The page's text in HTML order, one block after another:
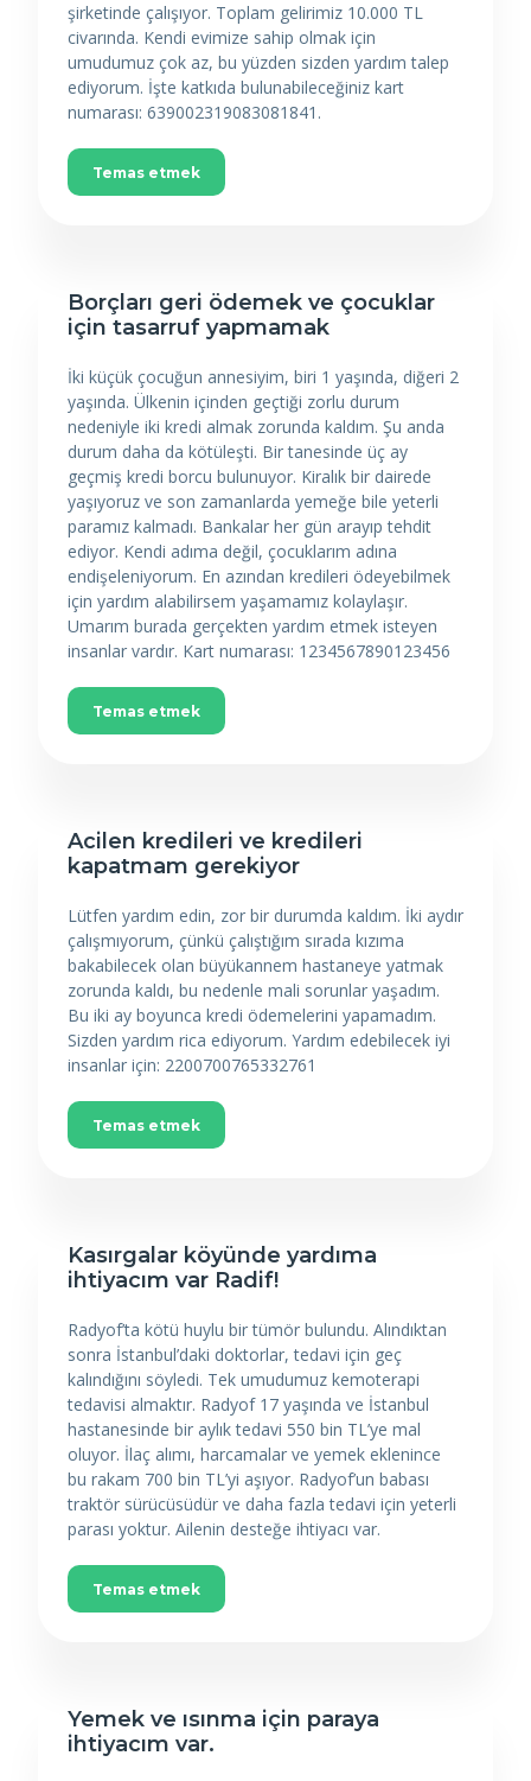
şirketinde çalışıyor. Toplam gelirimiz 10.000 TL
civarında. Kendi evimize sahip olmak için
umudumuz çok az, bu yüzden sizden yardım talep
ediyorum. İşte katkıda bulunabileceğiniz kart
numarası: 639002319083081841.
Temas etmek
Borçları geri ödemek ve çocuklar
için tasarruf yapmamak
İki küçük çocuğun annesiyim, biri 1 yaşında, diğeri 2
yaşında. Ülkenin içinden geçtiği zorlu durum
nedeniyle iki kredi almak zorunda kaldım. Şu anda
durum daha da kötüleşti. Bir tanesinde üç ay
geçmiş kredi borcu bulunuyor. Kiralık bir dairede
yaşıyoruz ve son zamanlarda yemeğe bile yeterli
paramız kalmadı. Bankalar her gün arayıp tehdit
ediyor. Kendi adıma değil, çocuklarım adına
endişeleniyorum. En azından kredileri ödeyebilmek
için yardım alabilirsem yaşamamız kolaylaşır.
Umarım burada gerçekten yardım etmek isteyen
insanlar vardır. Kart numarası: 1234567890123456
Temas etmek
Acilen kredileri ve kredileri
kapatmam gerekiyor
Lütfen yardım edin, zor bir durumda kaldım. İki aydır
çalışmıyorum, çünkü çalıştığım sırada kızıma
bakabilecek olan büyükannem hastaneye yatmak
zorunda kaldı, bu nedenle mali sorunlar yaşadım.
Bu iki ay boyunca kredi ödemelerini yapamadım.
Sizden yardım rica ediyorum. Yardım edebilecek iyi
insanlar için: 2200700765332761
Temas etmek
Kasırgalar köyünde yardıma
ihtiyacım var Radif!
Radyof’ta kötü huylu bir tümör bulundu. Alındıktan
sonra İstanbul’daki doktorlar, tedavi için geç
kalındığını söyledi. Tek umudumuz kemoterapi
tedavisi almaktır. Radyof 17 yaşında ve İstanbul
hastanesinde bir aylık tedavi 550 bin TL’ye mal
oluyor. İlaç alımı, harcamalar ve yemek eklenince
bu rakam 700 bin TL’yi aşıyor. Radyof’un babası
traktör sürücüsüdür ve daha fazla tedavi için yeterli
parası yoktur. Ailenin desteğe ihtiyacı var.
Temas etmek
Yemek ve ısınma için paraya
ihtiyacım var.